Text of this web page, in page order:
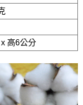
高6公分